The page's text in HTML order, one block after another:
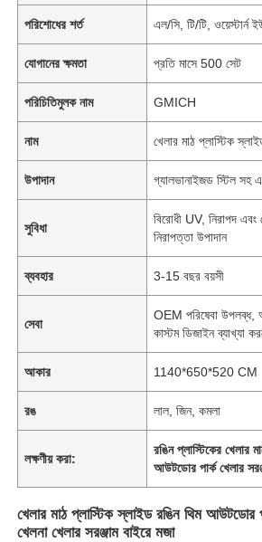
পরিশোধের শর্ত এল/সি, টি/টি, ওয়েস্টার্ন
যোগানের ক্ষমতা প্রতি মাসে 500 সেট
পরিচিতিমুলক নাম GMICH
নাম খেলার মাঠ প্লাস্টিক
উপাদান গ্যালভানাইজড স্টিল সহ
সুবিধা
বিরোধী UV, নিরাপদ এবং
নিরাপত্তা উপাদান
ব্যবহার 3-15 বছর বয়সী
সেবা
OEM পরিষেবা উপলব্ধ,
কাস্টম ডিজাইন ব্যাখ্যা
আকার 1140*650*520 CM
রঙ লাল, জিন, কমলা
লক্ষণীয় করা:
রঙিন প্লাস্টিকের খেলার
আউটডোর পার্ক খেলার
খেলার মাঠ প্লাস্টিক স্লাইড রঙিন থিম আউটডোর
খেলনা খেলার সরঞ্জাম বাইরে মজা